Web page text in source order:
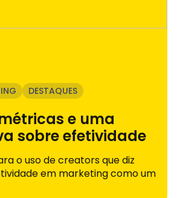
DESTAQUES
e uma
sobre efetividade
o uso de creators que diz
em marketing como um